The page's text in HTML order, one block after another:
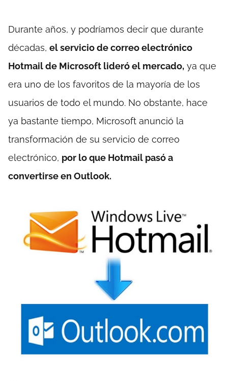
Durante años, y podríamos decir que durante
décadas, el servicio de correo electrónico
Hotmail de Microsoft lideró el mercado, ya que
era uno de los favoritos de la mayoría de los
usuarios de todo el mundo. No obstante, hace
ya bastante tiempo, Microsoft anunció la
transformación de su servicio de correo
electrónico, por lo que Hotmail pasó a
convertirse en Outlook.